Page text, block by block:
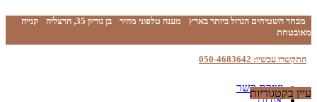
מבחר השטיחים הגדול ביותר בארץ מענה טלפוני מהיר בן גוריון 35, הרצליה
קנייה
מאובטחת
התקשרו עכשיו: 050-4683642
יצירת קשר
עיין בקטגוריות